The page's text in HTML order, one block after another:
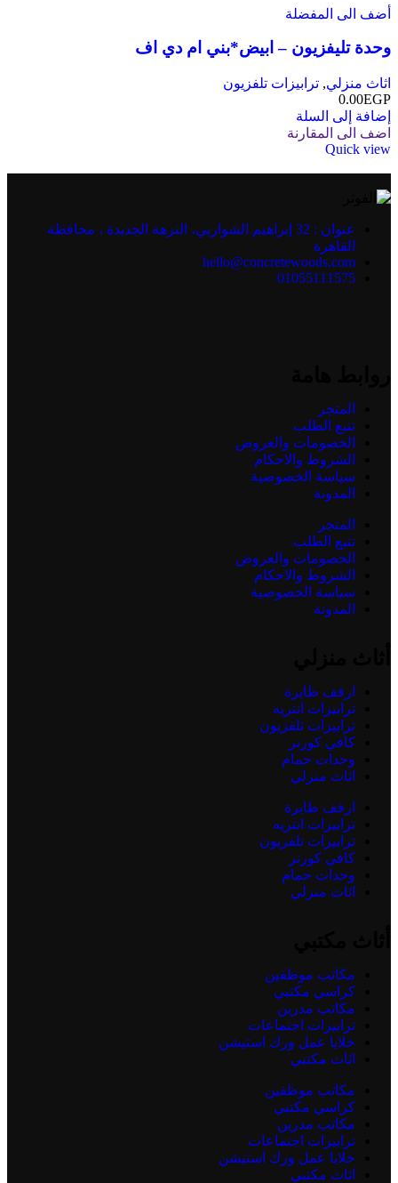
أضف الى المفضلة
وحدة تليفزيون – ابيض*بني ام دي اف
اثاث منزلي, ترابيزات تلفزيون
0.00EGP
إضافة إلى السلة
اضف الى المقارنة
Quick view
عنوان : 32 إبراهيم الشواربي، النزهة الجديدة ، محافظة
القاهرة
hello@concretewoods.com
01055111575
المتجر
تتبع الطلب
الخصومات والعروض
الشروط والاحكام
سياسة الخصوصية
المدونة
المتجر
تتبع الطلب
الخصومات والعروض
الشروط والاحكام
سياسة الخصوصية
المدونة
ارفف طايرة
ترابيزات انتريه
ترابيزات تلفزيون
كافي كورنر
وحدات حمام
اثاث منزلي
ارفف طايرة
ترابيزات انتريه
ترابيزات تلفزيون
كافي كورنر
وحدات حمام
اثاث منزلي
مكاتب موظفين
كراسي مكتبي
مكاتب مدرين
ترابيزات اجتماعات
خلايا عمل ورك استيشن
اثاث مكتبي
مكاتب موظفين
كراسي مكتبي
مكاتب مدرين
ترابيزات اجتماعات
خلايا عمل ورك استيشن
اثاث مكتبي